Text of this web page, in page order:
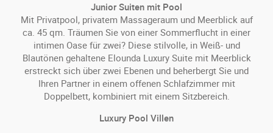
Junior Suiten mit Pool
Mit Privatpool, privatem Massageraum und Meerblick auf
ca. 45 qm. Träumen Sie von einer Sommerflucht in einer
intimen Oase für zwei? Diese stilvolle, in Weiß- und
Blautönen gehaltene Elounda Luxury Suite mit Meerblick
erstreckt sich über zwei Ebenen und beherbergt Sie und
Ihren Partner in einem offenen Schlafzimmer mit
Doppelbett, kombiniert mit einem Sitzbereich.
Luxury Pool Villen